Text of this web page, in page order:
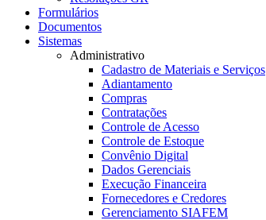
Formulários
Documentos
Sistemas
Administrativo
Cadastro de Materiais e Serviços
Adiantamento
Compras
Contratações
Controle de Acesso
Controle de Estoque
Convênio Digital
Dados Gerenciais
Execução Financeira
Fornecedores e Credores
Gerenciamento SIAFEM